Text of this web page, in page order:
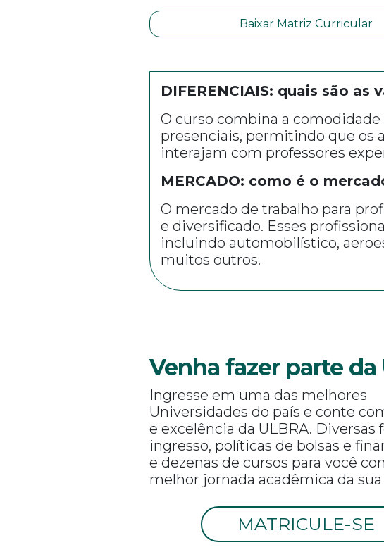
Baixar Matriz Curricular
DIFERENCIAIS: quais são
O curso combina a
presenciais, permitindo que os
interajam com professores
MERCADO: como é o
O mercado de trabalho para
e diversificado. Esses
incluindo automobilístico,
muitos outros.
Venha fazer parte da
Ingresse em uma das melhores
Universidades do país e conte
e excelência da ULBRA. Diversas
ingresso, políticas de bolsas e
e dezenas de cursos para você
melhor jornada acadêmica da
MATRICULE-SE